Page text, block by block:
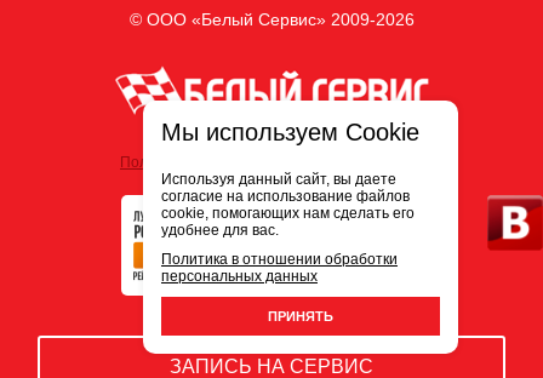
© ООО «Белый Сервис» 2009-2026
Политика обработки персональных данных
ЗАПИСЬ НА СЕРВИС
Мы используем Cookie
Используя данный сайт, вы даете
согласие на использование файлов
cookie, помогающих нам сделать его
удобнее для вас.
Политика в отношении обработки
персональных данных
ПРИНЯТЬ